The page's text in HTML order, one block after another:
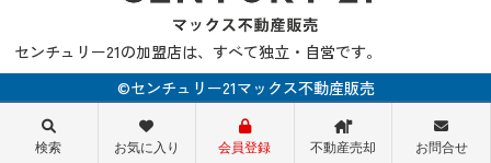
センチュリー21の加盟店は、すべて独立・自営です。
©センチュリー21マックス不動産販売
検索 お気に入り 会員登録 不動産売却 お問合せ